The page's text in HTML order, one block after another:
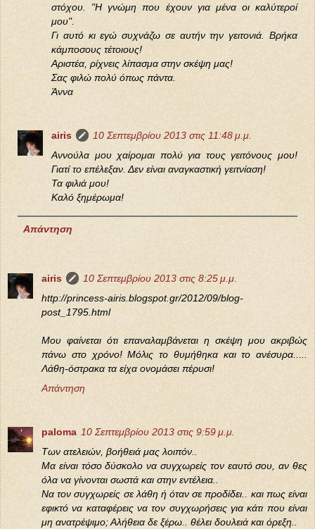
στόχου. "Η γνώμη που έχουν για μένα οι καλύτεροί
μου".
Γι αυτό κι εγώ συχνάζω σε αυτήν την γειτονιά. Βρήκα
κάμποσους τέτοιους!
Αριστέα, ρίχνεις λίπασμα στην σκέψη μας!
Σας φιλώ πολύ όπως πάντα.
Άννα
airis
10 Σεπτεμβρίου 2013 στις 11:48 μ.μ.
Αννούλα μου χαίρομαι πολύ για τους γειτόνους μου!
Γιατί το επέλεξαν. Δεν είναι αναγκαστική γειτνίαση!
Τα φιλιά μου!
Καλό ξημέρωμα!
Απάντηση
airis
10 Σεπτεμβρίου 2013 στις 8:25 μ.μ.
http://princess-airis.blogspot.gr/2012/09/blog-
post_1795.html
Μου φαίνεται ότι επαναλαμβάνεται η σκέψη μου ακριβώς
πάνω στο χρόνο! Μόλις το θυμήθηκα και το ανέσυρα.....
Λάθη-όστρακα τα είχα ονομάσει πέρυσι!
Απάντηση
paloma 10 Σεπτεμβρίου 2013 στις 9:59 μ.μ.
Των ατελειών, βοήθειά μας λοιπόν..
Μα είναι τόσο δύσκολο να συγχωρείς τον εαυτό σου, αν θες
όλα να γίνονται σωστά και στην εντέλεια..
Να τον συγχωρείς σε λάθη ή όταν σε προδίδει.. και πως είναι
εφικτό να καταφέρεις να τον συγχωρήσεις για κάτι που είναι
μη ανατρέψιμο; Αλήθεια δε ξέρω.. θέλει δουλειά και όρεξη..